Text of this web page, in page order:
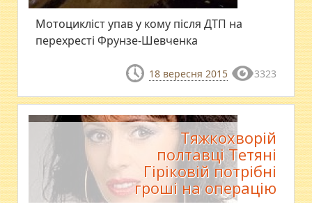
Мотоцикліст упав у кому після ДТП на
перехресті Фрунзе-Шевченка
18 вересня 2015 3323
Тяжкохворій
полтавці Тетяні
Гіріковій потрібні
гроші на операцію